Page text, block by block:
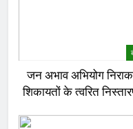
जन अभाव अभियोग
शिकायतों के त्वरित